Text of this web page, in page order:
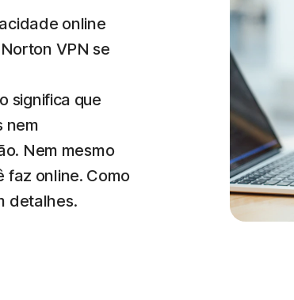
online
VPN se
significa que
nem
Nem mesmo
faz online. Como
detalhes.